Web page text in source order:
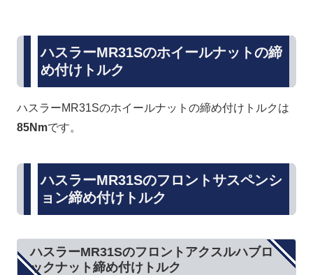
ハスラーMR31Sのホイールナットの締
め付けトルク
ハスラーMR31Sのホイールナットの締め付けトルクは
85Nmです。
ハスラーMR31Sのフロントサスペンシ
ョン締め付けトルク
ハスラーMR31Sのフロントアクスルハブロ
ックナット締め付けトルク